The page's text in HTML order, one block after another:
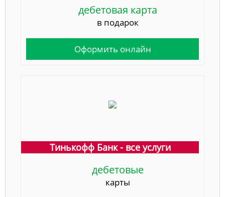
дебетовая карта
в подарок
Оформить онлайн
Тинькофф Банк - все услуги
дебетовые
карты